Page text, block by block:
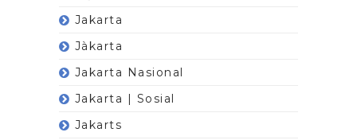
Jakarta
Jàkarta
Jakarta Nasional
Jakarta | Sosial
Jakarts